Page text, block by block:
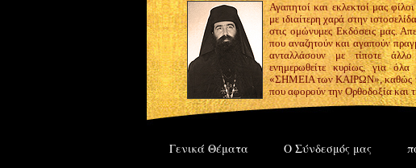
Αγαπητοί και εκλεκτοί μας
με ιδιαίτερη χαρά στην
στις ομώνυμες Εκδόσεις μας.
που αναζητούν και αγαπούν
ανταλλάσουν με τίποτε
ενημερωθείτε κυρίως, για
«ΣΗΜΕΙΑ των ΚΑΙΡΩΝ», καθώς
που αφορούν την Ορθοδοξία και
Γενικά Θέματα Ο Σύνδεσμός μας